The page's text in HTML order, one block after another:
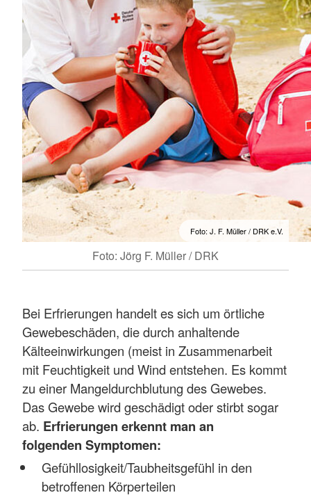
Foto: J. F. Müller / DRK e.V.
Foto: Jörg F. Müller / DRK
Bei Erfrierungen handelt es sich um örtliche
Gewebeschäden, die durch anhaltende
Kälteeinwirkungen (meist in Zusammenarbeit
mit Feuchtigkeit und Wind entstehen. Es kommt
zu einer Mangeldurchblutung des Gewebes.
Das Gewebe wird geschädigt oder stirbt sogar
ab. Erfrierungen erkennt man an
folgenden Symptomen:
Gefühllosigkeit/Taubheitsgefühl in den
betroffenen Körperteilen